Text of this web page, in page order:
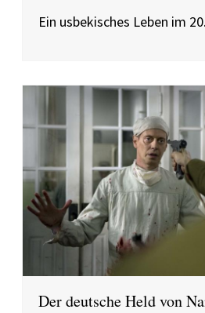
Ein usbekisches Leben im
Der deutsche Held von